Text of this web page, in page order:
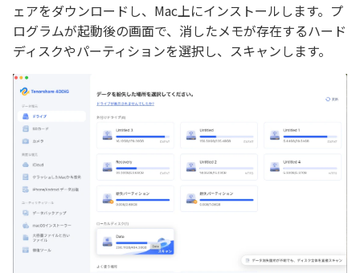
ェアをダウンロードし、Mac上にインストールします。プ
ログラムが起動後の画面で、消したメモが存在するハード
ディスクやパーティションを選択し、スキャンします。